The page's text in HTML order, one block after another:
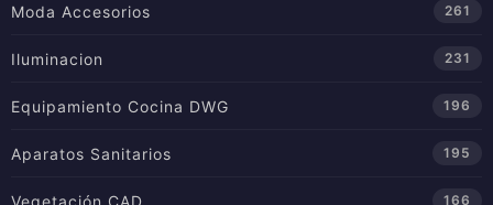
Moda Accesorios 261
Iluminacion 231
Equipamiento Cocina DWG 196
Aparatos Sanitarios 195
Vegetación CAD 166